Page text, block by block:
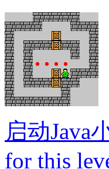
启动Java
for this